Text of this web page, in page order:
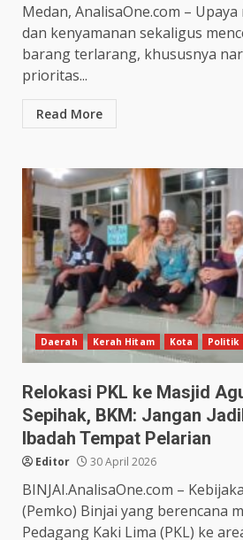
Medan, AnalisaOne.com –
dan kenyamanan sekaligus
barang terlarang, khususnya
prioritas...
Read More
Daerah Kerah Hitam Kota Politik
Relokasi PKL ke Masjid
Sepihak, BKM: Jangan
Ibadah Tempat Pelarian
Editor 30 April 2026
BINJAI.AnalisaOne.com –
(Pemko) Binjai yang berencana
Pedagang Kaki Lima (PKL) ke